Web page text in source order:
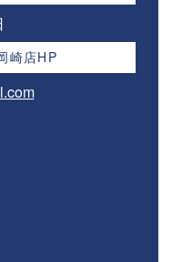
崎店HP